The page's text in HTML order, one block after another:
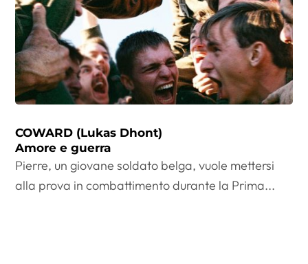
COWARD (Lukas Dhont)
Amore e guerra
Pierre, un giovane soldato belga, vuole mettersi
alla prova in combattimento durante la Prima...